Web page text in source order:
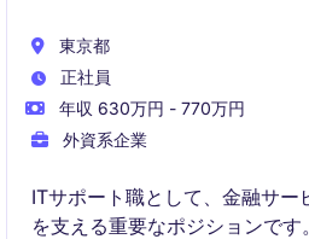
東京都
正社員
年収 630万円 - 770万円
外資系企業
ITサポート職として、金融サー
を支える重要なポジションで